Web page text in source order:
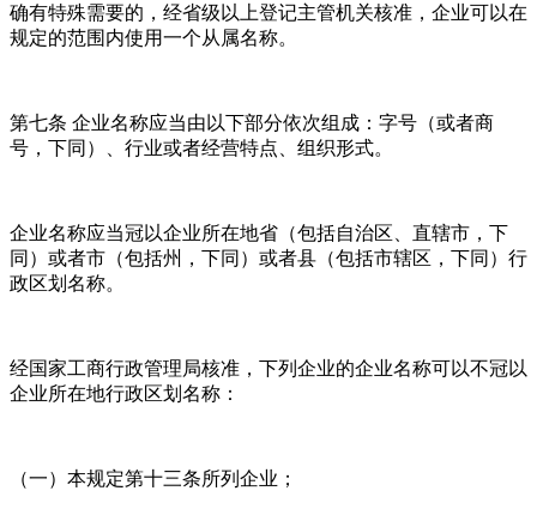
确有特殊需要的，经省级以上登记主管机关核准，企业可以在
规定的范围内使用一个从属名称。
第七条 企业名称应当由以下部分依次组成：字号（或者商
号，下同）、行业或者经营特点、组织形式。
企业名称应当冠以企业所在地省（包括自治区、直辖市，下
同）或者市（包括州，下同）或者县（包括市辖区，下同）行
政区划名称。
经国家工商行政管理局核准，下列企业的企业名称可以不冠以
企业所在地行政区划名称：
（一）本规定第十三条所列企业；